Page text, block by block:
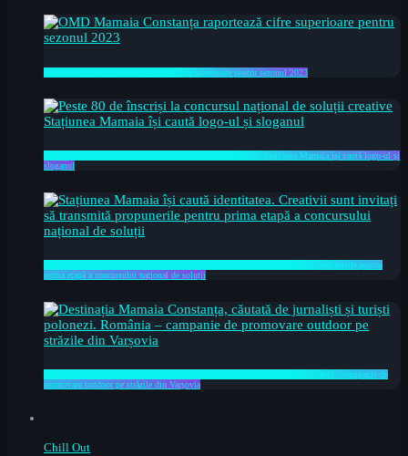
OMD Mamaia Constanța raportează cifre superioare pentru sezonul 2023
Peste 80 de înscriși la concursul național de soluții creative Stațiunea Mamaia își caută logo-ul și
sloganul
Stațiunea Mamaia își caută identitatea. Creativii sunt invitați să transmită propunerile pentru
prima etapă a concursului național de soluții
Destinația Mamaia Constanța, căutată de jurnaliști și turiști polonezi. România – campanie de
promovare outdoor pe străzile din Varșovia
Chill Out